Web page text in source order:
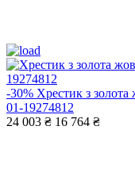
-30% Хрестик з
01-19274812
24 003 ₴ 16 764 ₴